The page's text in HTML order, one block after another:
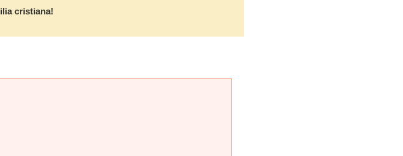
cristiana!